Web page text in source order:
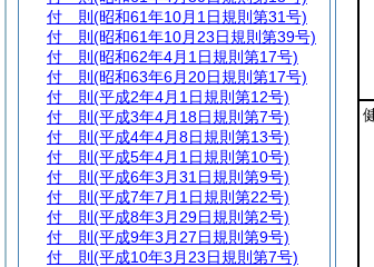
付 則 (昭和61年10月1日規則第31号)
付 則 (昭和61年10月23日規則第39号)
付 則 (昭和62年4月1日規則第17号)
付 則 (昭和63年6月20日規則第17号)
付 則 (平成2年4月1日規則第12号)
付 則 (平成3年4月18日規則第7号)
付 則 (平成4年4月8日規則第13号)
付 則 (平成5年4月1日規則第10号)
付 則 (平成6年3月31日規則第9号)
付 則 (平成7年7月1日規則第22号)
付 則 (平成8年3月29日規則第2号)
付 則 (平成9年3月27日規則第9号)
付 則 (平成10年3月23日規則第7号)